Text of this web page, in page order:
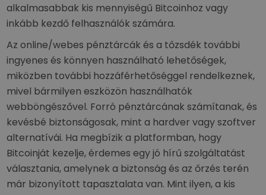
alkalmasabbak kis mennyiségű Bitcoinhoz vagy
inkább kezdő felhasználók számára.
Az online/webes pénztárcák és a tőzsdék további
ingyenes és könnyen használható lehetőségek,
miközben további hozzáférhetőséggel rendelkeznek,
mivel bármilyen eszközön használhatók
webböngészővel. Forró pénztárcának számítanak, és
kevésbé biztonságosak, mint a hardver vagy szoftver
alternatívái. Ha megbízik a platformban, hogy
Bitcoinját kezelje, érdemes egy jó hírű szolgáltatást
választania, amelynek a biztonság és az őrzés terén
már bizonyított tapasztalata van. Mint ilyen, a kis